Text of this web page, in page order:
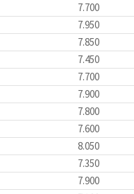
7.700
7.950
7.850
7.450
7.700
7.900
7.800
7.600
8.050
7.350
7.900